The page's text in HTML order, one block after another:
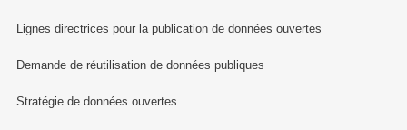
Lignes directrices pour la publication de données ouvertes
Demande de réutilisation de données publiques
Stratégie de données ouvertes